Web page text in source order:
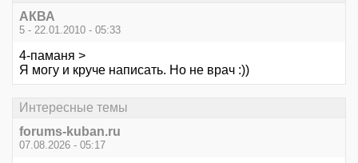
АКВА
5 - 22.01.2010 - 05:33
4-паманя >
Я могу и круче написать. Но не врач :))
Интересные темы
forums-kuban.ru
07.08.2026 - 05:17